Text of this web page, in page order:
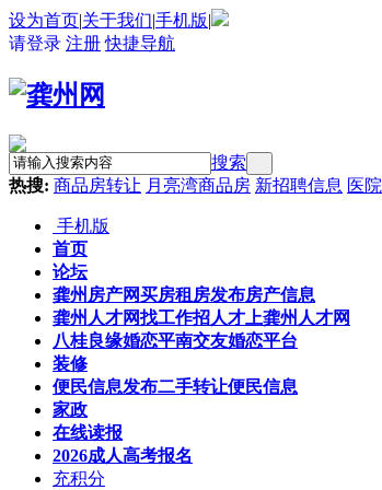
设为首页|关于我们|手机版|
请登录 注册 快捷导航
搜索
热搜: 商品房转让 月亮湾商品房 新招聘信息 医院
手机版
首页
论坛
龚州房产网买房租房发布房产信息
龚州人才网找工作招人才上龚州人才网
八桂良缘婚恋平南交友婚恋平台
装修
便民信息发布二手转让便民信息
家政
在线读报
2026成人高考报名
充积分